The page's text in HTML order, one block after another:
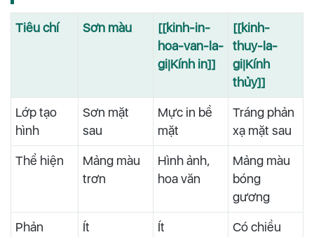
Tiêu chí Sơn màu
[[kinh-in-
hoa-van-la-
gi|Kính in]]
[[kinh-
thuy-la-
gi|Kính
thủy]]
Lớp tạo
hình
Sơn mặt
sau
Mực in bề
mặt
Tráng phản
xạ mặt sau
Thể hiện
Mảng màu
trơn
Hình ảnh,
hoa văn
Mảng màu
bóng
gương
Phản
Ít Ít
Có chiều